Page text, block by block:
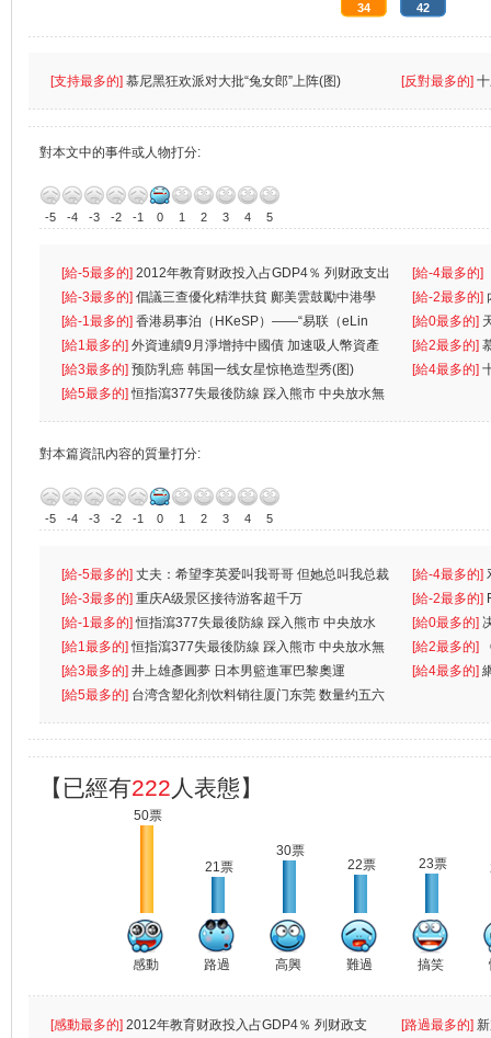
34 42
[支持最多的] 慕尼黑狂欢派对大批“兔女郎”上阵(图) [反對最多的]
對本文中的事件或人物打分:
-5 -4 -3 -2 -1 0 1 2 3 4 5
[給-5最多的] 2012年教育财政投入占GDP4％ 列财政支出
首位
[給-4最多的]
一
[給-3最多的] 倡議三查優化精準扶貧 鄺美雲鼓勵中港學
生
[給-2最多的]
人
[給-1最多的] 香港易事泊（HKeSP）——“易联（eLin
k）”项目
[給0最多的]
[給1最多的] 外資連續9月淨增持中國債 加速吸人幣資產 [給2最多的]
[給3最多的] 预防乳癌 韩国一线女星惊艳造型秀(图) [給4最多的]
[給5最多的]恒指瀉377失最後防線 踩入熊市 中央放水無
對本篇資訊內容的質量打分:
-5 -4 -3 -2 -1 0 1 2 3 4 5
[給-5最多的] 丈夫：希望李英爱叫我哥哥 但她总叫我总裁
先
[給-4最多的]
离
[給-3最多的] 重庆A级景区接待游客超千万 [給-2最多的]
[給-1最多的]恒指瀉377失最後防線 踩入熊市 中央放水
無
[給0最多的]
[給1最多的]恒指瀉377失最後防線 踩入熊市 中央放水無 [給2最多的]
[給3最多的] 井上雄彥圓夢 日本男籃進軍巴黎奧運 [給4最多的]
[給5最多的] 台湾含塑化剂饮料销往厦门东莞 数量约五六
【已經有222 人表態】
50票
感動
21票
路過
30票
高興
22票
難過
23票
搞笑
[感動最多的] 2012年教育财政投入占GDP4％ 列财政支
[路過最多的]